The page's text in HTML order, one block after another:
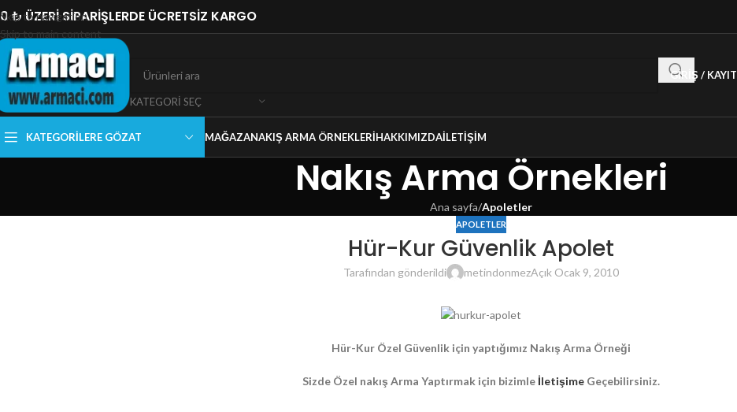
Skip to navigation
Skip to main content
₺ ÜZERİ SİPARİŞLERDE ÜCRETSİZ KARGO
KATEGORI SEÇ
GIRIŞ / KAYIT
KATEGORILERE GÖZAT MAĞAZANAKIŞ ARMA ÖRNEKLERIHAKKIMIZDAİLETIŞIM
Nakış Arma Örnekleri
Ana sayfa/Apoletler
APOLETLER
Hür-Kur Güvenlik Apolet
Tarafından gönderildi metindonmezAçık Ocak 9, 2010
Hür-Kur Özel Güvenlik için yaptığımız Nakış Arma Örneği
Sizde Özel nakış Arma Yaptırmak için bizimle İletişime Geçebilirsiniz.